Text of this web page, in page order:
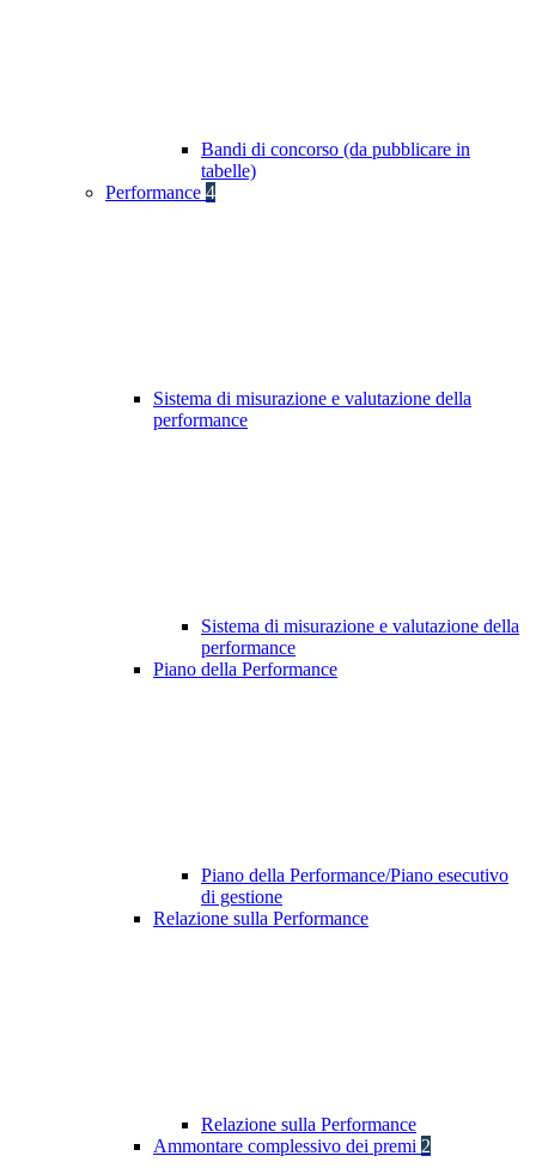
Bandi di concorso (da pubblicare in
tabelle)
Performance 4
Sistema di misurazione e valutazione della
performance
Sistema di misurazione e valutazione della
performance
Piano della Performance
Piano della Performance/Piano esecutivo
di gestione
Relazione sulla Performance
Relazione sulla Performance
Ammontare complessivo dei premi 2